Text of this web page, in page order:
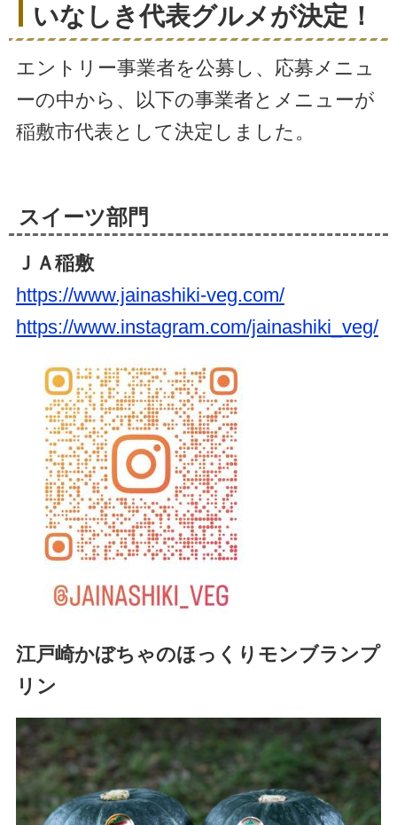
いなしき代表グルメが決定！
エントリー事業者を公募し、応募メニュ
ーの中から、以下の事業者とメニューが
稲敷市代表として決定しました。
スイーツ部門
ＪＡ稲敷
https://www.jainashiki-veg.com/
https://www.instagram.com/jainashiki_veg/
江戸崎かぼちゃのほっくりモンブランプ
リン